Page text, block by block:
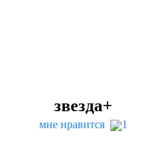
звезда+
мне нравится 1